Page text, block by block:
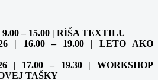
9.00 – 15.00 | RÍŠA TEXTILU
| 16.00 – 19.00 | LETO AKO
| 17.00 – 19.30 | WORKSHOP
TAŠKY